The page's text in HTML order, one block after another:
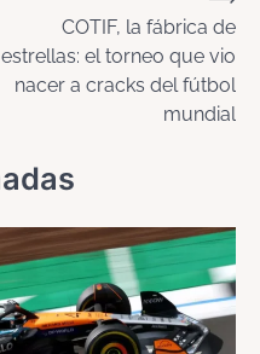
COTIF, la fábrica de
estrellas: el torneo que vio
nacer a cracks del fútbol
mundial